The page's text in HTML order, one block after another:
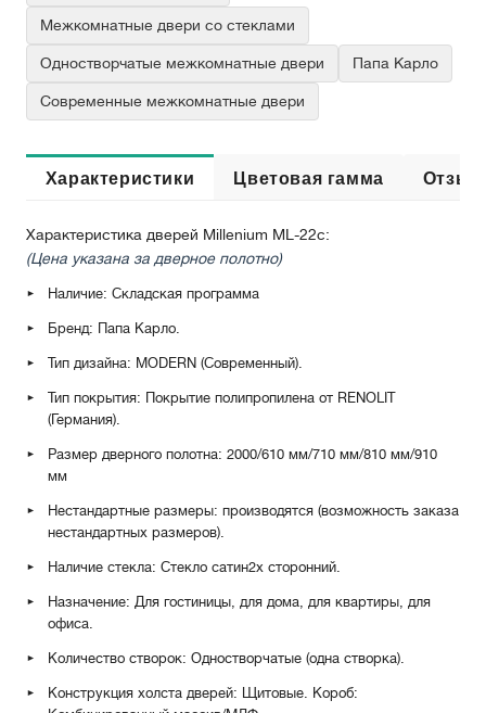
Межкомнатные двери со стеклами
Одностворчатые межкомнатные двери Папа Карло
Современные межкомнатные двери
Характеристики Цветовая гамма
Характеристика дверей Millenium ML-22c:
(Цена указана за дверное полотно)
Наличие: Складская программа
Бренд: Папа Карло.
Тип дизайна: MODERN (Современный).
Тип покрытия: Покрытие полипропилена от RENOLIT
(Германия).
Размер дверного полотна: 2000/610 мм/710 мм/810 мм/910
мм
Нестандартные размеры: производятся (возможность заказа
нестандартных размеров).
Наличие стекла: Стекло сатин2х сторонний.
Назначение: Для гостиницы, для дома, для квартиры, для
офиса.
Количество створок: Одностворчатые (одна створка).
Конструкция холста дверей: Щитовые. Короб: